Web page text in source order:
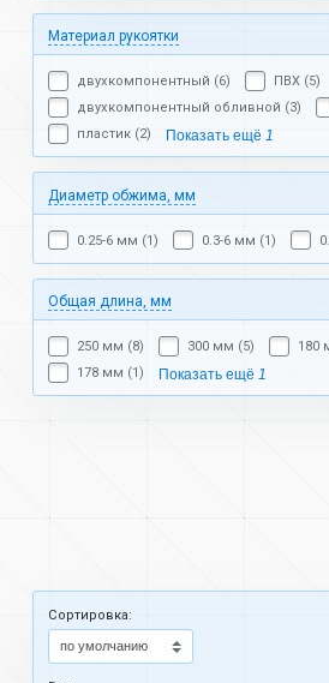
Материал рукоятки
двухкомпонентный (6)
ПВХ (5)
двухкомпонентный обливной (3)
пластик (2)
Показать ещё 1
Диаметр обжима, мм
0.25-6 мм (1) 0.3-6 мм (1)
Общая длина, мм
250 мм (8) 300 мм (5) 180
178 мм (1)
Показать ещё 1
Cортировка: